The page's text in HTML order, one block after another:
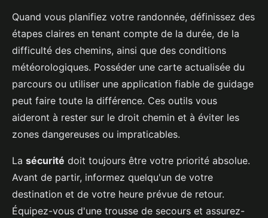
Quand vous planifiez votre randonnée, définissez des
étapes claires en tenant compte de la durée, de la
difficulté des chemins, ainsi que des conditions
météorologiques. Posséder une carte actualisée du
parcours ou utiliser une application fiable de guidage
peut faire toute la différence. Ces outils vous
aideront à rester sur le droit chemin et à éviter les
zones dangereuses ou impraticables.
La sécurité doit toujours être votre priorité absolue.
Avant de partir, informez quelqu'un de votre
destination et de votre heure prévue de retour.
Équipez-vous d'une trousse de secours et assurez-